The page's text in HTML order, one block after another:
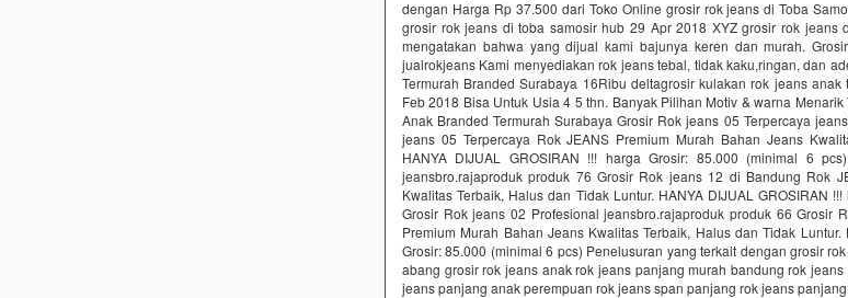
dengan Harga Rp 37.500 dari Toko Online grosir rok jeans di Toba
grosir rok jeans di toba samosir hub 29 Apr 2018 XYZ grosir rok jeans
mengatakan bahwa yang dijual kami bajunya keren dan murah.
jualrokjeans Kami menyediakan rok jeans tebal, tidak kaku,ringan, dan
Termurah Branded Surabaya 16Ribu deltagrosir kulakan rok jeans
Feb 2018 Bisa Untuk Usia 4 5 thn. Banyak Pilihan Motiv & warna
Anak Branded Termurah Surabaya Grosir Rok jeans 05 Terpercaya
jeans 05 Terpercaya Rok JEANS Premium Murah Bahan Jeans
HANYA DIJUAL GROSIRAN !!! harga Grosir: 85.000 (minimal 6
jeansbro.rajaproduk produk 76 Grosir Rok jeans 12 di Bandung Rok
Kwalitas Terbaik, Halus dan Tidak Luntur. HANYA DIJUAL GROSIRAN
Grosir Rok jeans 02 Profesional jeansbro.rajaproduk produk 66 Grosir
Premium Murah Bahan Jeans Kwalitas Terbaik, Halus dan Tidak Luntur.
Grosir: 85.000 (minimal 6 pcs) Penelusuran yang terkait dengan grosir
abang grosir rok jeans anak rok jeans panjang murah bandung rok
jeans panjang anak perempuan rok jeans span panjang rok jeans